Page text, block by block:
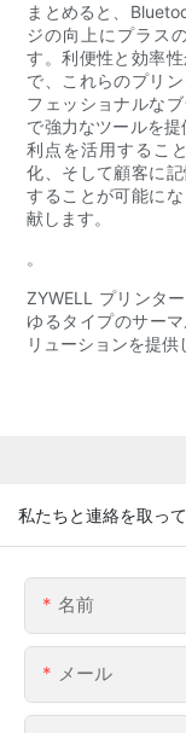
まとめると、
ジの向上にプラス
す。利便性と効率
で、これらのプリ
フェッショナルな
で強力なツールを
利点を活用するこ
化、そして顧客に
することが可能に
献します。
。
ZYWELL プリンタ
ゆるタイプのサー
リューションを提供
私たちと連絡を取っ
名前
メール